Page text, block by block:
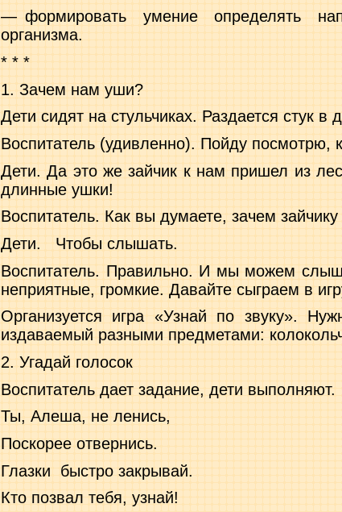
— формировать
умение определять
организма.
* * *
1. Зачем нам уши?
Дети сидят на стульчиках. Раздается стук в
Воспитатель (удивленно). Пойду посмотрю,
Дети. Да это же зайчик к нам пришел из
длинные ушки!
Воспитатель. Как вы думаете, зачем
Дети.
Чтобы слышать.
Воспитатель. Правильно. И мы можем
неприятные, громкие. Да­вайте сыграем в
Организуется игра «Узнай по звуку».
издаваемый разными предметами:
2. Угадай голосок
Воспитатель дает задание, дети выполняют.
Ты, Алеша, не ленись,
Поскорее отвернись.
Глазки
быстро закрывай.
Кто позвал тебя, узнай!